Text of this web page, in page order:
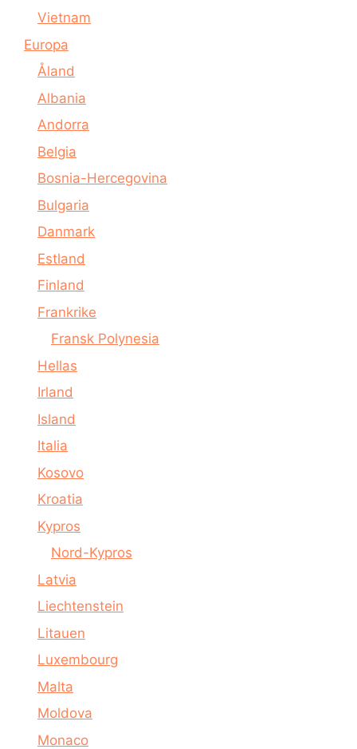
Vietnam
Europa
Åland
Albania
Andorra
Belgia
Bosnia-Hercegovina
Bulgaria
Danmark
Estland
Finland
Frankrike
Fransk Polynesia
Hellas
Irland
Island
Italia
Kosovo
Kroatia
Kypros
Nord-Kypros
Latvia
Liechtenstein
Litauen
Luxembourg
Malta
Moldova
Monaco